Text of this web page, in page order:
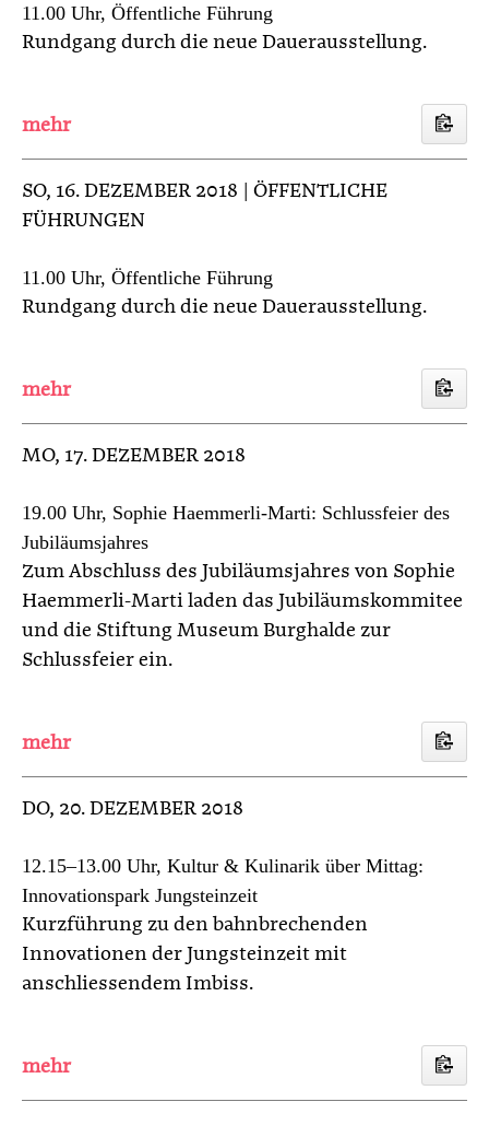
11.00 Uhr, Öffentliche Führung
Rundgang durch die neue Dauerausstellung.
SO, 16. DEZEMBER 2018 | ÖFFENTLICHE
FÜHRUNGEN
11.00 Uhr, Öffentliche Führung
Rundgang durch die neue Dauerausstellung.
MO, 17. DEZEMBER 2018
19.00 Uhr, Sophie Haemmerli-Marti: Schlussfeier des
Jubiläumsjahres
Zum Abschluss des Jubiläumsjahres von Sophie
Haemmerli-Marti laden das Jubiläumskommitee
und die Stiftung Museum Burghalde zur
Schlussfeier ein.
DO, 20. DEZEMBER 2018
12.15–13.00 Uhr, Kultur & Kulinarik über Mittag:
Innovationspark Jungsteinzeit
Kurzführung zu den bahnbrechenden
Innovationen der Jungsteinzeit mit
anschliessendem Imbiss.